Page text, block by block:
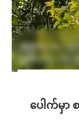
ပေါက်မှာ